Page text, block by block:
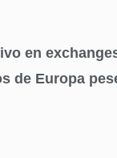
en
de Europa